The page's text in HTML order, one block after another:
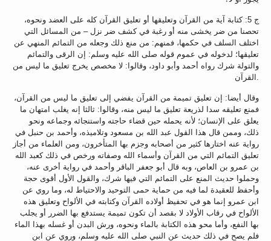
ج 5: كتابة آية من القرآن وتعليقها أو تعليق القرآن كله على العضد ونحوه،
تحصنا من ضر يخشى منه أو رغبة في كشف ضر نزل – من المسائل التي
اختلف السلف في حكمها، فمنهم: من منع ذلك وجعله من التمائم المنهي عن
تعليقها؛ لدخوله في عموم قوله صلى الله عليه وسلم: إن الرقى والتمائم
والتولة شرك رواه أحمد وأبو داود، وقالوا: لا مخصص يخرج تعليق ما ليس من
وقال أيضا: إن تعليق تميمة من القرآن يفضي إلى تعليق ما ليس من القرآن،
فمنع تعليقه سدا لذريعة تعليق ما ليس منه، وقالوا: ثالثا إنه يغلب امتهان ما
يعلق على الإنسان؛ لأنه يحمله حين قضاء حاجته واستنجائه وجماعه ونحو
ذلك، وممن قال هذا القول عبد الله بن مسعود وتلاميذه، وأحمد بن حنبل في
رواية عنه اختارها كثير من أصحابه وجزم بها المتأخرون، ومن العلماء من أجاز
تعليق التمائم التي من القرآن وأسماء الله وصفاته ورخص في ذلك كعبد الله
بن عمرو بن العاص، وبه قال أبو جعفر الباقر وأحمد في رواية أخرى عنه،
وحملوا حديث المنع على التمائم التي فيها شرك، والقول الأول أقوى حجة
وأحفظ للعقيدة لما فيه من حماية حمى التوحيد والاحتياط له، وما روي عن
ابن عمرو إنما هو في تحفيظ أولاده القرآن وكتابته في الألواح وتعليق هذه
الألواح في رقاب الأولاد لا بقصد أن تكون تميمة يستدفع بها الضرر أو يجلب
بها النفع، وأما محو هذه الكتابة بالماء ونحوه، ورش البدن أو غسله بهذا الماء
فلم يصح في ذلك حديث عن النبي صلى الله عليه وسلم، وروي عن ابن